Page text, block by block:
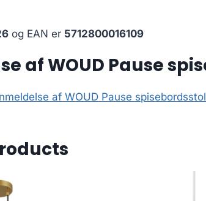
og EAN er 5712800016109
af WOUD Pause
af WOUD Pause